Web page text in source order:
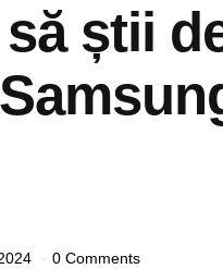
știi
0 Comments